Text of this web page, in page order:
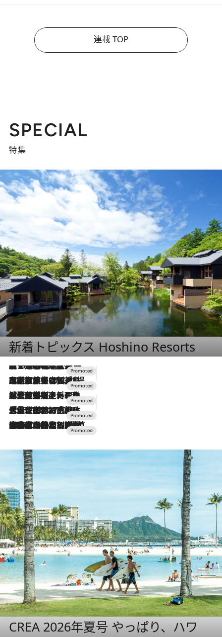
連載 TOP
SPECIAL
特集
新着トピックス Hoshino Resorts
2026.8.7
【トンボの足水浴】ヒノキの香りに包まれて涼感マックス！約13℃の湧水かけ流しを避暑地「星野温泉 トンボの湯」で体験
2026.7.31
【ホテル帰省】という選択肢をOMOが提案。家族とほどよい距離を保つには「昼は実家、夜は気兼ねなくホテルで！」
2026.7.24
【夏限定ディナーコース】旬を迎える稚鮎や花ズッキーニなどをイタリア・トスカーナの郷土料理の手法で満喫！
2026.7.17
「土佐和ハーブかき氷」がOMO7高知に登場！生姜、山椒、大葉など目にも舌にも涼を呼ぶ郷土の味
2026.7.10
NEW OPEN！【界 草津】名湯の地に誕生。趣の異なる2種の温泉と上州ならではの会席・蕎麦割烹など美食を味わう究極の癒やし旅
CREA 2026年夏号 やっぱり、ハワ